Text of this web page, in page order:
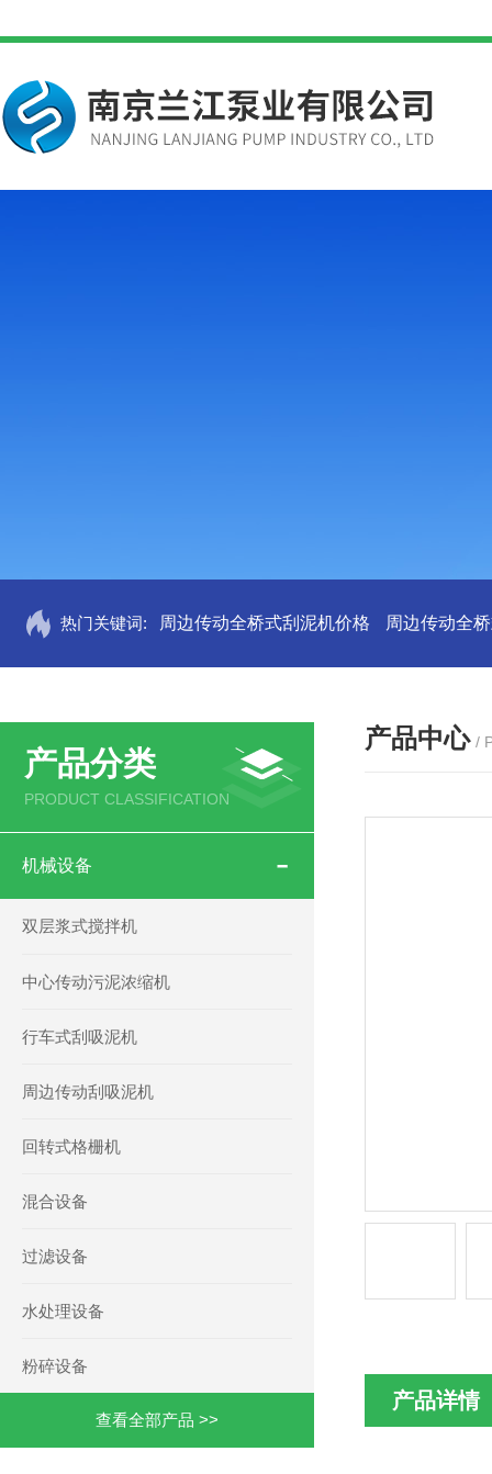
热门关键词: 周边传动全桥式刮泥机价格 周边传动全
产品分类
PRODUCT CLASSIFICATION
机械设备
双层浆式搅拌机
中心传动污泥浓缩机
行车式刮吸泥机
周边传动刮吸泥机
回转式格栅机
混合设备
过滤设备
水处理设备
粉碎设备
查看全部产品 >>
产品中心 /
产品详情